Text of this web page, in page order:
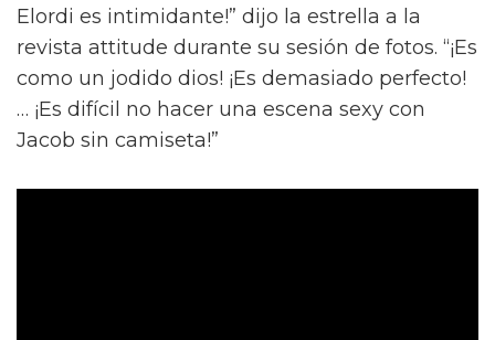
Elordi es intimidante!” dijo la estrella a la
revista attitude durante su sesión de fotos. “¡Es
como un jodido dios! ¡Es demasiado perfecto!
… ¡Es difícil no hacer una escena sexy con
Jacob sin camiseta!”